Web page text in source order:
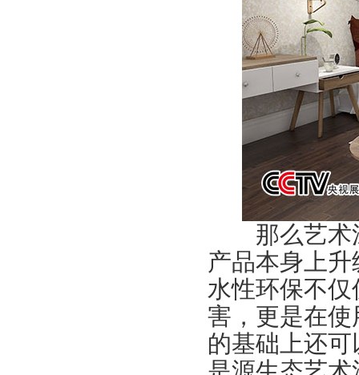
那么艺术涂
产品本身上
水性环保不
害，更是在
的基础上还